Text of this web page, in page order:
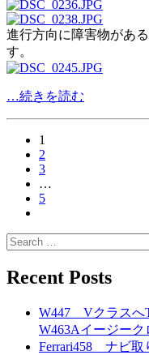
進行方向に障害物があ
す。
…続きを読む
paging-
navigation
1
2
3
…
5
Search
for:
Recent Posts
W447 Vクラス
W463Aイージー
Ferrari458 ナビ取